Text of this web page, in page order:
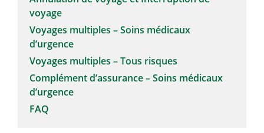
voyage
Voyages multiples – Soins médicaux
d’urgence
Voyages multiples – Tous risques
Complément d’assurance – Soins médicaux
d’urgence
FAQ